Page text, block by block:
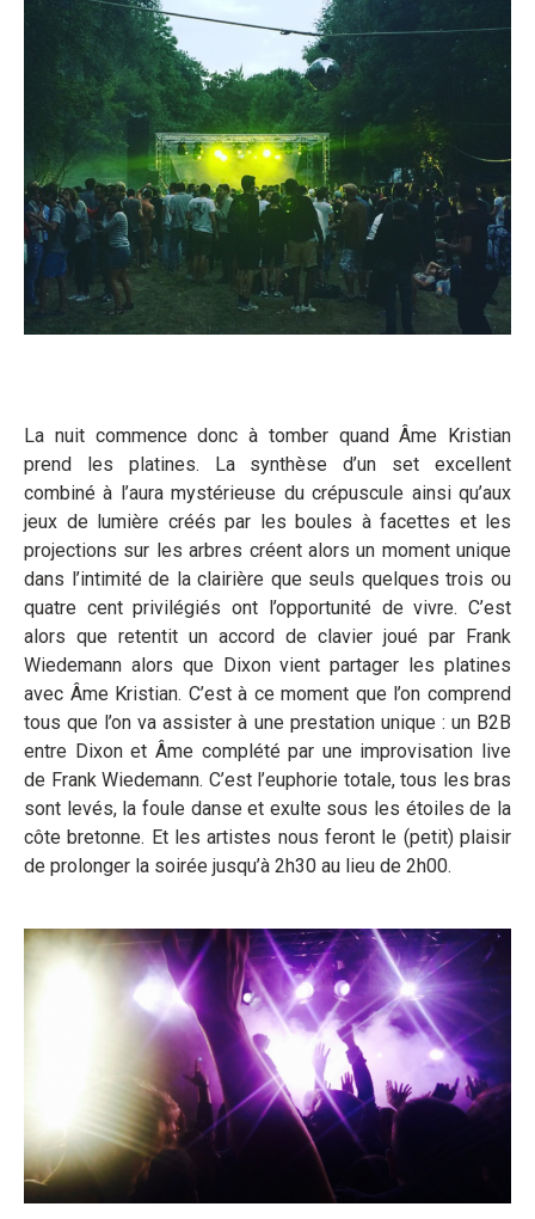
La nuit commence donc à tomber quand Âme Kristian
prend les platines. La synthèse d’un set excellent
combiné à l’aura mystérieuse du crépuscule ainsi qu’aux
jeux de lumière créés par les boules à facettes et les
projections sur les arbres créent alors un moment unique
dans l’intimité de la clairière que seuls quelques trois ou
quatre cent privilégiés ont l’opportunité de vivre. C’est
alors que retentit un accord de clavier joué par Frank
Wiedemann alors que Dixon vient partager les platines
avec Âme Kristian. C’est à ce moment que l’on comprend
tous que l’on va assister à une prestation unique : un B2B
entre Dixon et Âme complété par une improvisation live
de Frank Wiedemann. C’est l’euphorie totale, tous les bras
sont levés, la foule danse et exulte sous les étoiles de la
côte bretonne. Et les artistes nous feront le (petit) plaisir
de prolonger la soirée jusqu’à 2h30 au lieu de 2h00.